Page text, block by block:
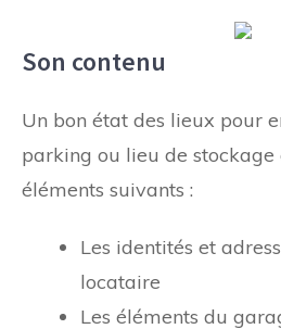
Son contenu
Un bon état des lieux pour
parking ou lieu de stockage
éléments suivants :
Les identités et
locataire
Les éléments du